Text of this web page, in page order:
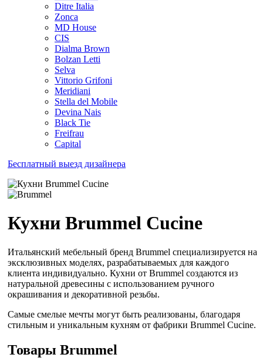
Ditre Italia
Zonca
MD House
CIS
Dialma Brown
Bolzan Letti
Selva
Vittorio Grifoni
Meridiani
Stella del Mobile
Devina Nais
Black Tie
Freifrau
Capital
Бесплатный выезд дизайнера
Кухни Brummel Cucine
Итальянский мебельный бренд Brummel специализируется на
эксклюзивных моделях, разрабатываемых для каждого
клиента индивидуально. Кухни от Brummel создаются из
натуральной древесины с использованием ручного
окрашивания и декоративной резьбы.
Самые смелые мечты могут быть реализованы, благодаря
стильным и уникальным кухням от фабрики Brummel Cucine.
Товары Brummel